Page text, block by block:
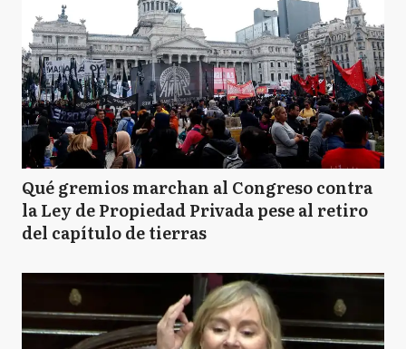
Qué gremios marchan al Congreso contra
la Ley de Propiedad Privada pese al retiro
del capítulo de tierras